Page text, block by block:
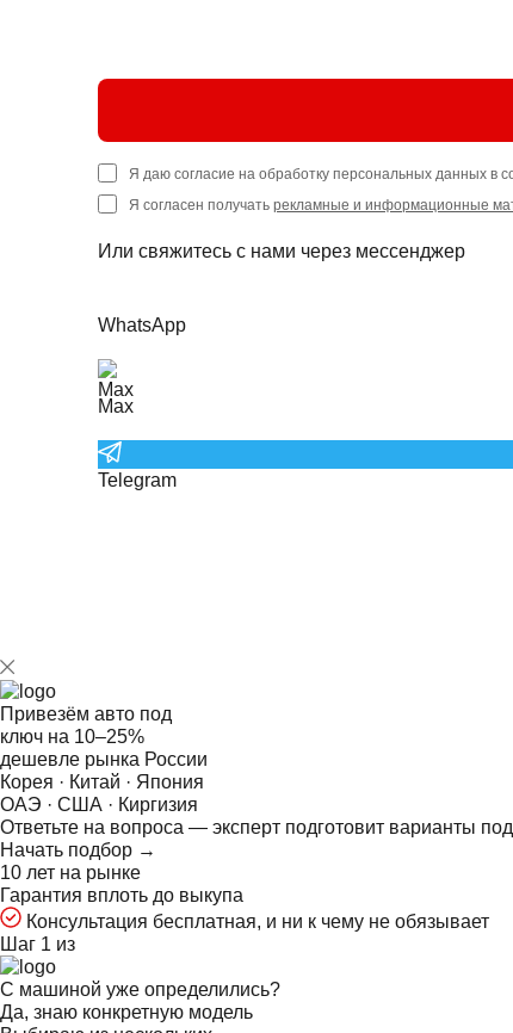
Я даю согласие на обработку персональных данных в
Я согласен получать рекламные и информационные
Или свяжитесь с нами через мессенджер
WhatsApp
Max
Telegram
Привезём авто под
ключ на 10–25%
дешевле рынка России
Корея · Китай · Япония
ОАЭ · США · Киргизия
Ответьте на вопроса — эксперт подготовит варианты
Начать подбор →
10 лет на рынке
Гарантия вплоть до выкупа
Консультация бесплатная, и ни к чему не обязывает
Шаг 1 из
С машиной уже определились?
Да, знаю конкретную модель